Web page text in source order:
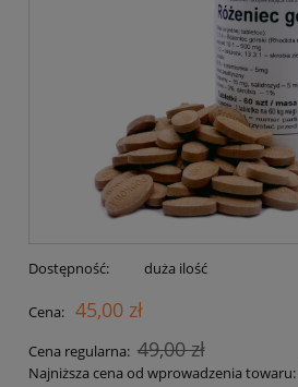
Dostępność: duża ilość
Cena: 45,00 zł
Cena regularna: 49,00 zł
Najniższa cena od wprowadzenia towaru: